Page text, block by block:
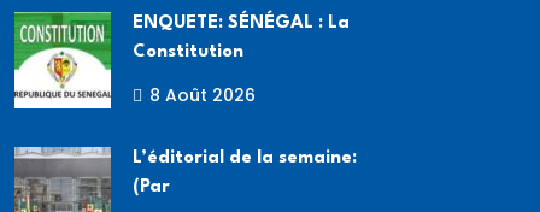
ENQUETE: SÉNÉGAL : La
Constitution
8 Août 2026
L’éditorial de la semaine:
(Par